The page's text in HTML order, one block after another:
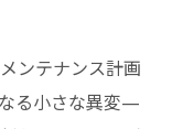
ンテナンス計画
る小さな異変—